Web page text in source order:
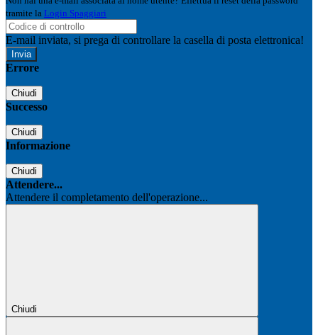
tramite la Login Spaggiari
E-mail inviata, si prega di controllare la casella di posta elettronica!
Errore
Chiudi
Successo
Chiudi
Informazione
Chiudi
Attendere...
Attendere il completamento dell'operazione...
Chiudi